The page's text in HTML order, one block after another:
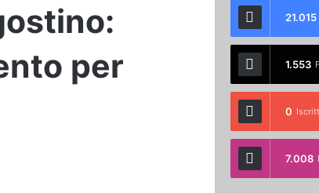
per
21.015
1.553
0
7.008